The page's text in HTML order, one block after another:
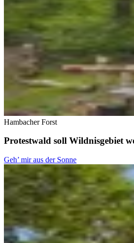
Hambacher Forst
Protestwald soll Wildnisgebiet
Geh’ mir aus der Sonne